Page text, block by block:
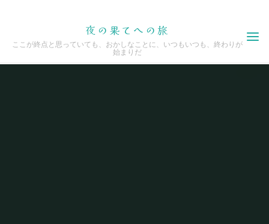
content
夜の果てへの旅
ここが終点と思っていても、おかしなことに、いつもいつも、終わりが
始まりだ